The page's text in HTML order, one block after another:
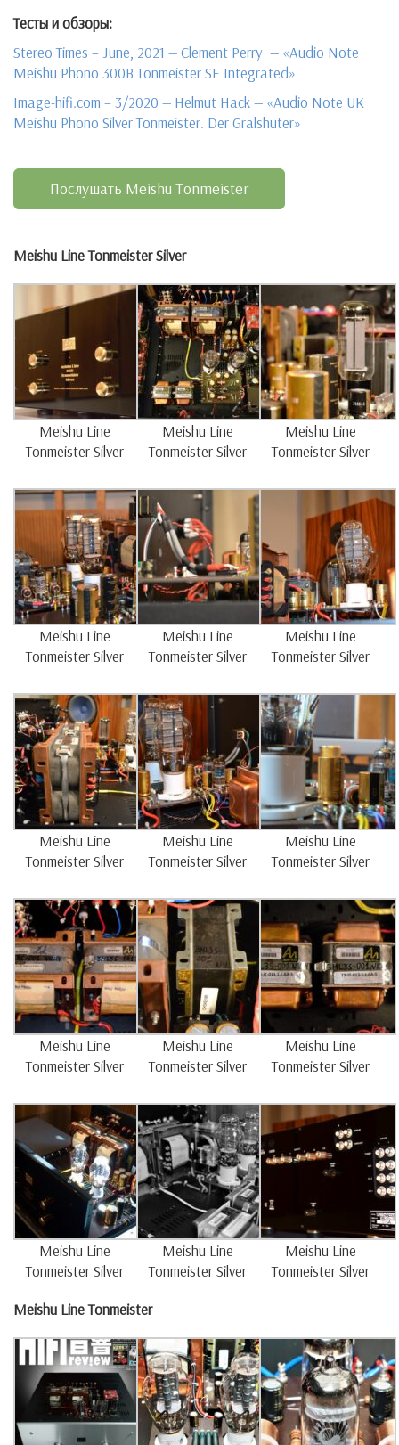
Тесты и обзоры:
Stereo Times – June, 2021 — Clement Perry — «Audio Note
Meishu Phono 300B Tonmeister SE Integrated»
Image-hifi.com – 3/2020 — Helmut Hack — «Audio Note UK
Meishu Phono Silver Tonmeister. Der Gralshüter»
Послушать Meishu Tonmeister
Meishu LineTonmeister Silver
Meishu Line
Tonmeister Silver
Meishu Line
Tonmeister Silver
Meishu Line
Tonmeister Silver
Meishu Line
Tonmeister Silver
Meishu Line
Tonmeister Silver
Meishu Line
Tonmeister Silver
Meishu Line
Tonmeister Silver
Meishu Line
Tonmeister Silver
Meishu Line
Tonmeister Silver
Meishu Line
Tonmeister Silver
Meishu Line
Tonmeister Silver
Meishu Line
Tonmeister Silver
Meishu Line
Tonmeister Silver
Meishu Line
Tonmeister Silver
Meishu Line
Tonmeister Silver
Meishu LineTonmeister